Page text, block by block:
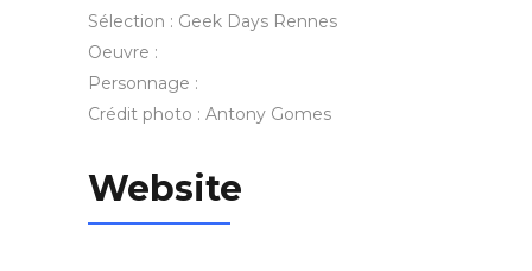
Sélection : Geek Days Rennes
Oeuvre :
Personnage :
Crédit photo : Antony Gomes
Website